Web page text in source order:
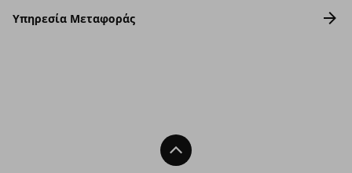
Υπηρεσία Μεταφοράς
Back To Top